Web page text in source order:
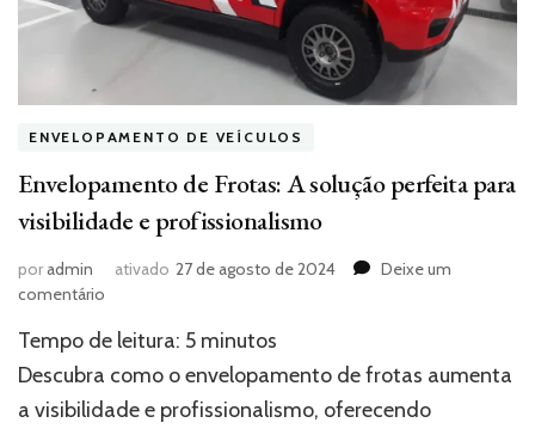
ENVELOPAMENTO DE VEÍCULOS
Envelopamento de Frotas: A solução perfeita para
visibilidade e profissionalismo
poradmin ativado 27 de agosto de 2024
Deixe um
comentário
de
Frotas:
solução
Tempo de leitura: 5 minutos
Descubra como o envelopamento de frotas aumenta
a visibilidade e profissionalismo, oferecendo